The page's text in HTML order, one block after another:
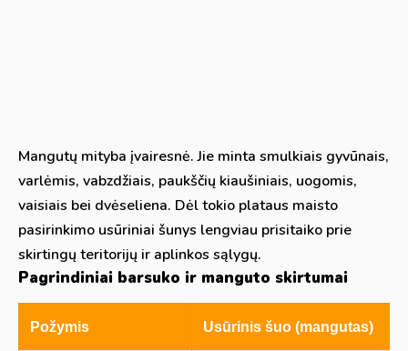
Mangutų mityba įvairesnė. Jie minta smulkiais gyvūnais,
varlėmis, vabzdžiais, paukščių kiaušiniais, uogomis,
vaisiais bei dvėseliena. Dėl tokio plataus maisto
pasirinkimo usūriniai šunys lengviau prisitaiko prie
skirtingų teritorijų ir aplinkos sąlygų.
Pagrindiniai barsuko ir manguto skirtumai
Požymis Usūrinis šuo (mangutas)